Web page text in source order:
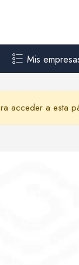
Mis
acceder a esta